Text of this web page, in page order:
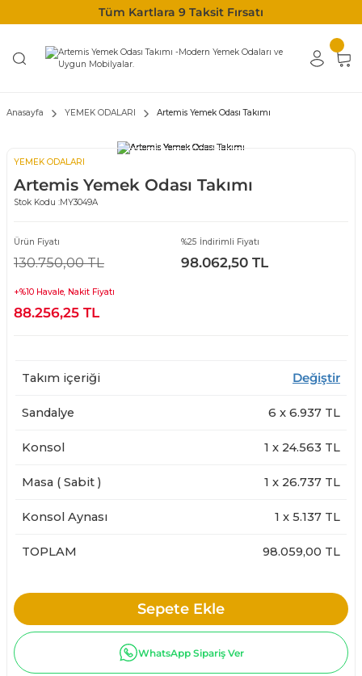
Tüm Kartlara 9 Taksit Fırsatı
Anasayfa YEMEK ODALARI Artemis Yemek Odası Takımı
YEMEK ODALARI
Artemis Yemek Odası Takımı
Stok Kodu :MY3049A
Ürün Fiyatı
130.750,00 TL
%25 İndirimli Fiyatı
98.062,50 TL
+%10 Havale, Nakit Fiyatı
88.256,25 TL
Takım içeriği Değiştir
Sandalye 6 x 6.937TL
Konsol 1 x 24.563 TL
Masa ( Sabit ) 1 x 26.737TL
Konsol Aynası 1 x 5.137TL
TOPLAM 98.059,00 TL
Sepete Ekle
WhatsApp Sipariş Ver